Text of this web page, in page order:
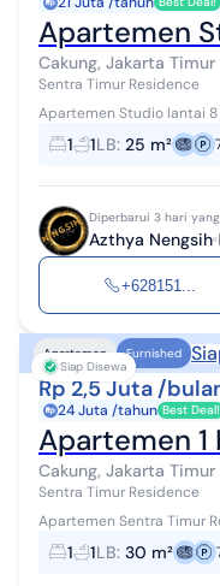
Apartemen
Cakung, Jakarta Timur
Sentra Timur Residence
Apartemen Studio lantai 8
For rent di wilayah yang
sebagai berikut: ...
1 1LB: 25 m²
Diperbarui 3 hari
Azthya Nengsih
+628151...
Siap Disewa
Apartemen Furnished
Rp 2,5 Juta /
24 Juta /tahun Best Deal!
Apartemen 1
Cakung, Jakarta Timur
Sentra Timur Residence
Apartemen Sentra Timur
Cakung, Jakarta Timur. For rent di wilayah yang tenang. Dengan
spesifikasinya ada...
1 1LB: 30 m²